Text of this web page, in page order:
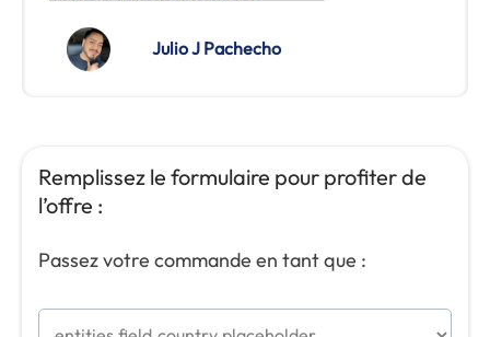
Julio J Pachecho
Remplissez le formulaire pour profiter de
l’offre :
Passez votre commande en tant que :